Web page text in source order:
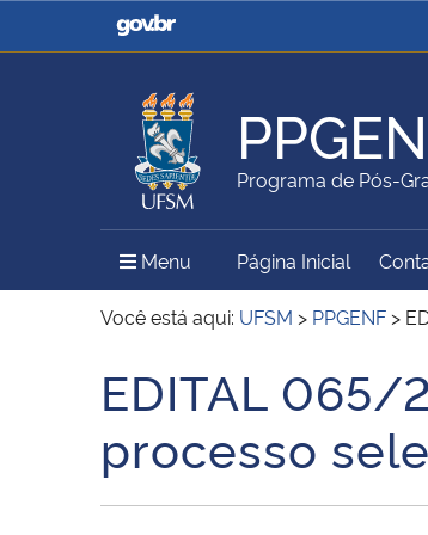
Casa Civil
Ministério
Ministério da Agricultura,
Pecuária e Abastecimento
Ministério
Ministério do Meio Ambiente Ministério
Secretaria de Governo
Gabinete
Institucional
Programa de Pós-
Menu Menu Principal do Sítio
Página Inicial
Você está aqui: UFSM > PPGENF >
Início do conteúdo
EDITAL 065/
processo